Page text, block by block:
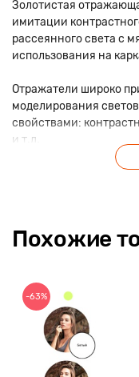
Золотистая
имитации
рассеянного света с
использования на
Отражатели широко
моделирования
свойствами:
и т.д.
Похожие
-63%